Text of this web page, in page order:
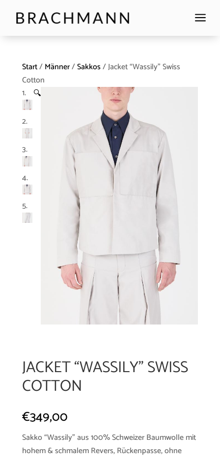
a
Start/Männer/Sakkos/ Jacket “Wassily” Swiss
Cotton
🔍
JACKET “WASSILY” SWISS
COTTON
€349,00
Sakko “Wassily” aus 100% Schweizer Baumwolle mit
hohem & schmalem Revers, Rückenpasse, ohne